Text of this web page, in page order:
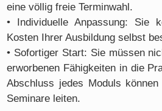
eine völlig freie Terminwahl.
• Individuelle Anpassung: Sie
Kosten Ihrer Ausbildung selbst
• Sofortiger Start: Sie müssen
erworbenen Fähigkeiten in die
Abschluss jedes Moduls
Seminare leiten.